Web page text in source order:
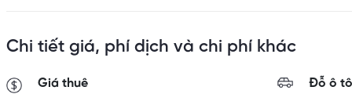
Chi tiết giá, phí dịch và chi phí khác
Giá thuê
Đỗ ô tô